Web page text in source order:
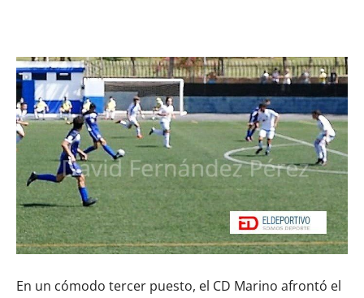
En un cómodo tercer puesto, el CD Marino afrontó el